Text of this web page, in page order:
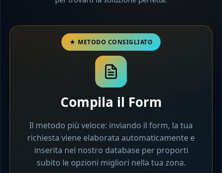
Compila il Form
Il metodo più veloce: inviando il form, la tua
richiesta viene elaborata automaticamente e
inserita nel nostro database per proporti
subito le opzioni migliori nella tua zona.